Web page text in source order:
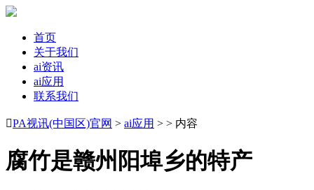
首页
关于我们
ai资讯
ai应用
联系我们
PA视讯(中国区)官网 > ai应用 > > 内容
腐竹是赣州阳埠乡的特产